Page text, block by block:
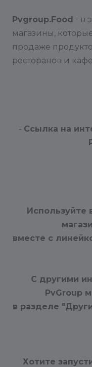
Pvgroup.Food - в
магазины,
продаже
ресторанов и
- Ссылка на
Используйте
вместе с
С другими
PvGroup
в разделе
Хотите